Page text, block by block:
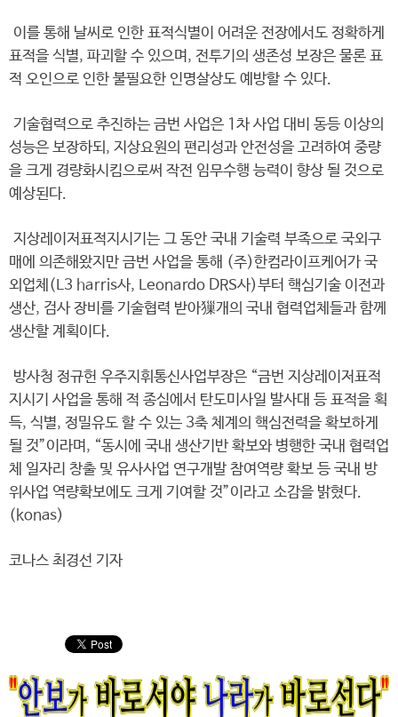
이를 통해 날씨로 인한 표적식별이 어려운 전장에서도 정확하게
표적을 식별, 파괴할 수 있으며, 전투기의 생존성 보장은 물론 표
적 오인으로 인한 불필요한 인명살상도 예방할 수 있다.
기술협력으로 추진하는 금번 사업은 1차 사업 대비 동등 이상의
성능은 보장하되, 지상요원의 편리성과 안전성을 고려하여 중량
을 크게 경량화시킴으로써 작전 임무수행 능력이 향상 될 것으로
예상된다.
지상레이저표적지시기는 그 동안 국내 기술력 부족으로 국외구
매에 의존해왔지만 금번 사업을 통해 (주)한컴라이프케어가 국
외업체(L3 harris사, Leonardo DRS사)부터 핵심기술 이전과
생산, 검사 장비를 기술협력 받아㺐개의 국내 협력업체들과 함께
생산할 계획이다.
방사청 정규헌 우주지휘통신사업부장은 “금번 지상레이저표적
지시기 사업을 통해 적 종심에서 탄도미사일 발사대 등 표적을 획
득, 식별, 정밀유도 할 수 있는 3축 체계의 핵심전력을 확보하게
될 것”이라며, “동시에 국내 생산기반 확보와 병행한 국내 협력업
체 일자리 창출 및 유사사업 연구개발 참여역량 확보 등 국내 방
위사업 역량확보에도 크게 기여할 것”이라고 소감을 밝혔다.
(konas)
코나스 최경선 기자